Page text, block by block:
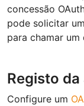
concessão
pode solicitar
para chamar
Registo
Configure um